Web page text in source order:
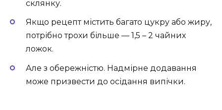
склянку.
Якщо рецепт містить багато цукру або жиру,
потрібно трохи більше — 1,5 – 2 чайних
ложок.
Але з обережністю. Надмірне додавання
може призвести до осідання випічки.